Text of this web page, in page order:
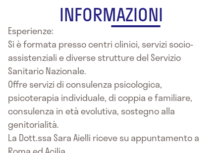
INFORMAZIONI
Esperienze:
Si è formata presso centri clinici, servizi socio-
assistenziali e diverse strutture del Servizio
Sanitario Nazionale.
Offre servizi di consulenza psicologica,
psicoterapia individuale, di coppia e familiare,
consulenza in età evolutiva, sostegno alla
genitorialità.
La Dott.ssa Sara Aielli riceve su appuntamento a